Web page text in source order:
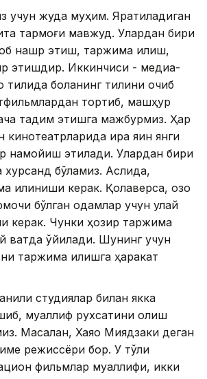
учун жуда муҳим. Яратиладиган
тармоғи мавжуд. Улардан бири
нашр этиш, таржима қилиш,
этишдир. Иккинчиси - медиа-
тилида боланинг тилини очиб
тортиб, машҳур
тақдим этишга мажбурмиз. Ҳар
қирққа яқин янги
намойиш этилади. Улардан бири
хурсанд бўламиз. Аслида,
қилиниши керак. Қолаверса, қозоқ
бўлган одамлар учун қулай
керак. Чунки ҳозир таржима
вақтда қўйилади. Шунинг учун
таржима қилишга ҳаракат
студиялар билан якка
муаллиф рухсатини олиш
Масалан, Хаяо Миядзаки деган
режиссёри бор. У тўлиқ
фильмлар муаллифи, икки